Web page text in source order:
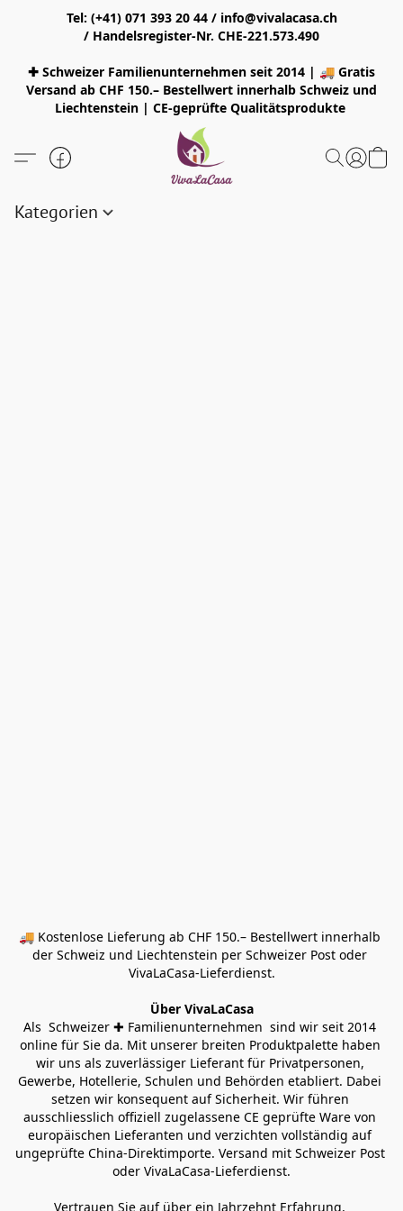
Tel: (+41) 071 393 20 44 / info@vivalacasa.ch
/ Handelsregister-Nr. CHE-221.573.490
✚ Schweizer Familienunternehmen seit 2014 | 🚚 Gratis
Versand ab CHF 150.– Bestellwert innerhalb Schweiz und
Liechtenstein | CE-geprüfte Qualitätsprodukte
Kategorien
🚚 Kostenlose Lieferung ab CHF 150.– Bestellwert innerhalb
der Schweiz und Liechtenstein per Schweizer Post oder
VivaLaCasa-Lieferdienst.
Über VivaLaCasa
Als  Schweizer ✚ Familienunternehmen  sind wir seit 2014
online für Sie da. Mit unserer breiten Produktpalette haben
wir uns als zuverlässiger Lieferant für Privatpersonen,
Gewerbe, Hotellerie, Schulen und Behörden etabliert. Dabei
setzen wir konsequent auf Sicherheit. Wir führen
ausschliesslich offiziell zugelassene CE geprüfte Ware von
europäischen Lieferanten und verzichten vollständig auf
ungeprüfte China-Direktimporte. Versand mit Schweizer Post
oder VivaLaCasa-Lieferdienst.
Vertrauen Sie auf über ein Jahrzehnt Erfahrung,